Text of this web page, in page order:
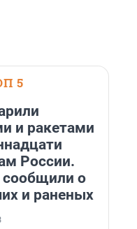
5
и ракетами
России.
сообщили о
и раненых